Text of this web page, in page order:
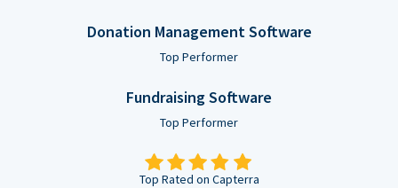
Donation Management Software
Top Performer
Fundraising Software
Top Performer
Top Rated on Capterra